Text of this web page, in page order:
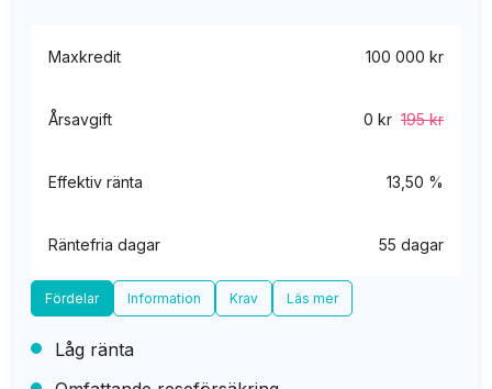
Maxkredit 100 000 kr
Årsavgift 0 kr 195 kr
Effektiv ränta 13,50 %
Räntefria dagar 55 dagar
Fördelar Information Krav Läs mer
Låg ränta